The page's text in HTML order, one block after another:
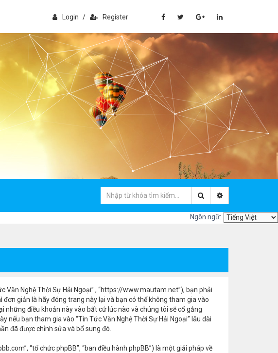
Login / Register
Ngôn ngữ:
Văn Nghệ Thời Sự Hải Ngoại” , “https://www.mautam.net”), bạn phải
giản là hãy đóng trang này lại và bạn có thể không tham gia vào
những điều khoản này vào bất cứ lúc nào và chúng tôi sẽ cố gắng
bạn tham gia vào “Tin Tức Văn Nghệ Thời Sự Hải Ngoại” lâu dài
đã được chỉnh sửa và bổ sung đó.
“tổ chức phpBB”, “ban điều hành phpBB”) là một giải pháp về